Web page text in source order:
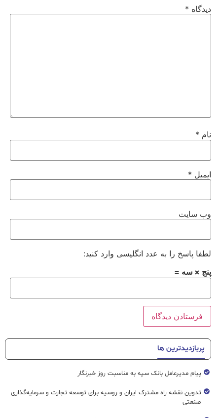
دیدگاه *
نام *
ایمیل *
وب‌ سایت
لطفا پاسخ را به عدد انگلیسی وارد کنید:
پنج × سه =
پربازدیدترین ها
پیام مدیرعامل بانک سپه به مناسبت روز خبرنگار
تدوین نقشه راه مشترک ایران و روسیه برای توسعه تجارت و سرمایه‌گذاری
صنعتی